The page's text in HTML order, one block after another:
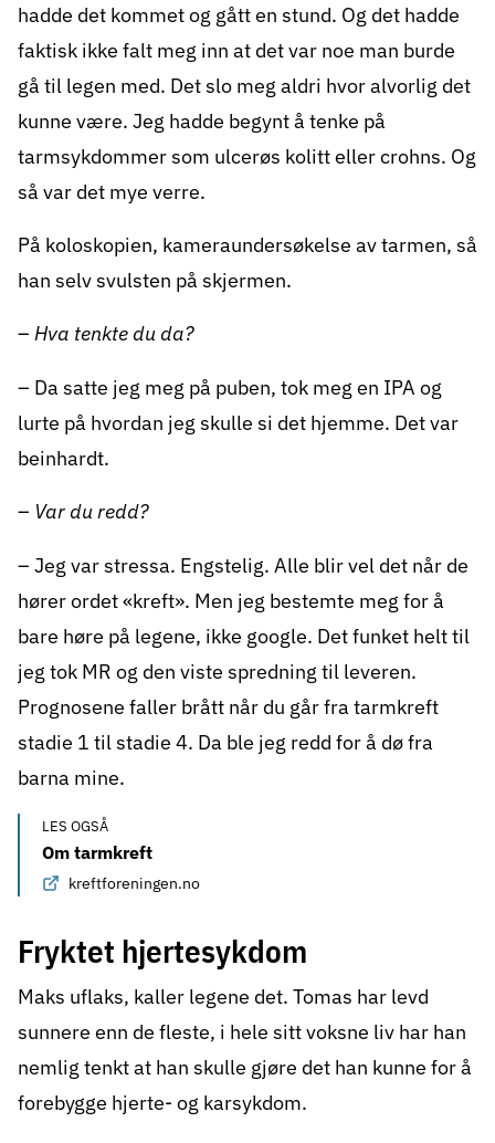
hadde det kommet og gått en stund. Og det hadde
faktisk ikke falt meg inn at det var noe man burde
gå til legen med. Det slo meg aldri hvor alvorlig det
kunne være. Jeg hadde begynt å tenke på
tarmsykdommer som ulcerøs kolitt eller crohns. Og
så var det mye verre.
På koloskopien, kameraundersøkelse av tarmen, så
han selv svulsten på skjermen.
– Hva tenkte du da?
– Da satte jeg meg på puben, tok meg en IPA og
lurte på hvordan jeg skulle si det hjemme. Det var
beinhardt.
– Var du redd?
– Jeg var stressa. Engstelig. Alle blir vel det når de
hører ordet «kreft». Men jeg bestemte meg for å
bare høre på legene, ikke google. Det funket helt til
jeg tok MR og den viste spredning til leveren.
Prognosene faller brått når du går fra tarmkreft
stadie 1 til stadie 4. Da ble jeg redd for å dø fra
barna mine.
LES OGSÅ
Om tarmkreft
kreftforeningen.no
Fryktet hjertesykdom
Maks uflaks, kaller legene det. Tomas har levd
sunnere enn de fleste, i hele sitt voksne liv har han
nemlig tenkt at han skulle gjøre det han kunne for å
forebygge hjerte- og karsykdom.